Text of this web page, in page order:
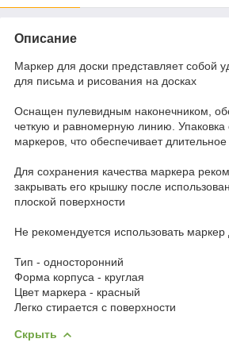
Описание
Маркер для доски представляет собой
для письма и рисования на досках
Оснащен пулевидным наконечником,
четкую и равномерную линию. Упаковка
маркеров, что обеспечивает
Для сохранения качества маркера
закрывать его крышку после
плоской поверхности
Не рекомендуется использовать
Тип - односторонний
Форма корпуса - круглая
Цвет маркера - красный
Легко стирается с поверхности
Скрыть